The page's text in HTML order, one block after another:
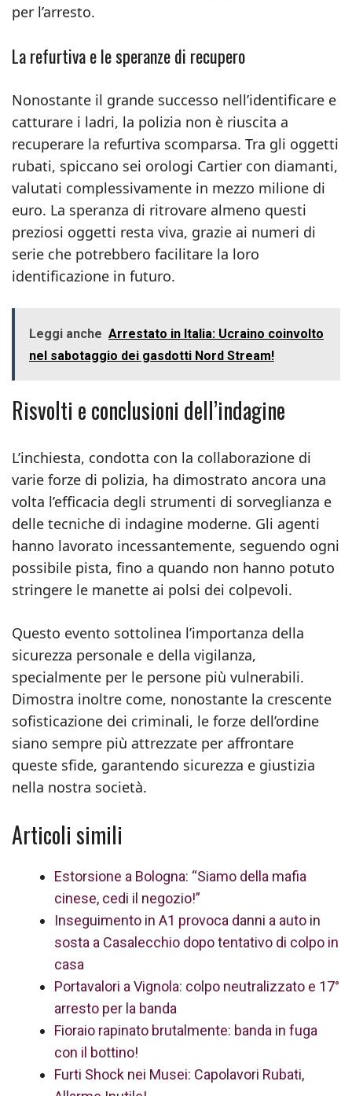
per l’arresto.
La refurtiva e le speranze di recupero
Nonostante il grande successo nell’identificare e
catturare i ladri, la polizia non è riuscita a
recuperare la refurtiva scomparsa. Tra gli oggetti
rubati, spiccano sei orologi Cartier con diamanti,
valutati complessivamente in mezzo milione di
euro. La speranza di ritrovare almeno questi
preziosi oggetti resta viva, grazie ai numeri di
serie che potrebbero facilitare la loro
identificazione in futuro.
Leggi anche Arrestato in Italia: Ucraino coinvolto
nel sabotaggio dei gasdotti Nord Stream!
Risvolti e conclusioni dell’indagine
L’inchiesta, condotta con la collaborazione di
varie forze di polizia, ha dimostrato ancora una
volta l’efficacia degli strumenti di sorveglianza e
delle tecniche di indagine moderne. Gli agenti
hanno lavorato incessantemente, seguendo ogni
possibile pista, fino a quando non hanno potuto
stringere le manette ai polsi dei colpevoli.
Questo evento sottolinea l’importanza della
sicurezza personale e della vigilanza,
specialmente per le persone più vulnerabili.
Dimostra inoltre come, nonostante la crescente
sofisticazione dei criminali, le forze dell’ordine
siano sempre più attrezzate per affrontare
queste sfide, garantendo sicurezza e giustizia
nella nostra società.
Articoli simili
Estorsione a Bologna: “Siamo della mafia
cinese, cedi il negozio!”
Inseguimento in A1 provoca danni a auto in
sosta a Casalecchio dopo tentativo di colpo in
casa
Portavalori a Vignola: colpo neutralizzato e 17°
arresto per la banda
Fioraio rapinato brutalmente: banda in fuga
con il bottino!
Furti Shock nei Musei: Capolavori Rubati,